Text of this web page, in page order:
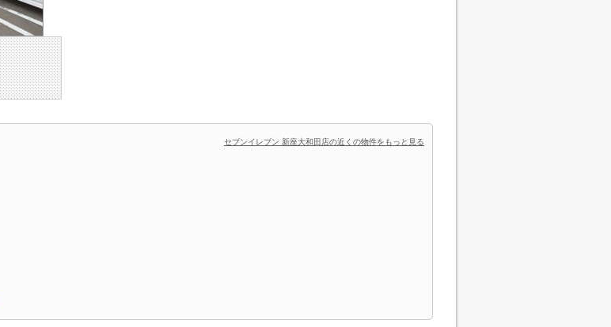
セブンイレブン 新座大和田店の近くの物件をもっと見る